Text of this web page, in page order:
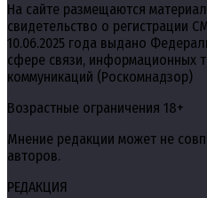
На сайте размещаются
свидетельство о регистрации
10.06.2025 года выдано
сфере связи, информационных
коммуникаций (Роскомнадзор)
Возрастные ограничения 18+
Мнение редакции может не
авторов.
РЕДАКЦИЯ